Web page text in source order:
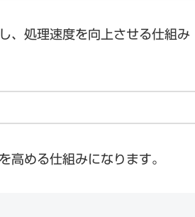
、処理速度を向上させる仕組み
高める仕組みになります。